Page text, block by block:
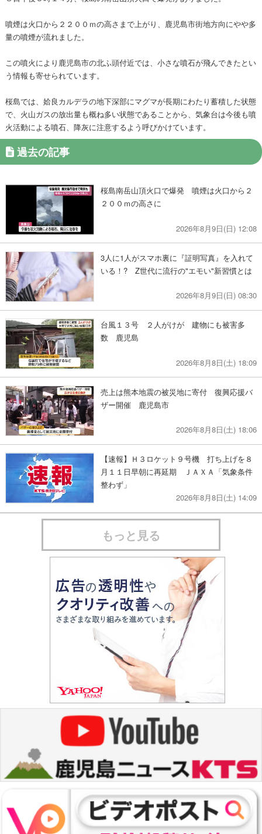
噴煙は火口から２２００ｍの高さまで上がり、鹿児島市街地方向にやや多
量の噴煙が流れました。
この噴火により鹿児島市の北ふ頭付近では、小さな噴石が飛んできたとい
う情報も寄せられています。
桜島では、姶良カルデラの地下深部にマグマが長期にわたり蓄積した状態
で、火山ガスの放出量も概ね多い状態であることから、気象台は今後も噴
火活動による噴石、降灰に注意するよう呼びかけています。
過去の記事
桜島南岳山頂火口で爆発 噴煙は火口から２
２００ｍの高さに
2026年8月9日(日) 12:08
3人に1人がスマホ裏に『証明写真』を入れて
いる！? Z世代に流行の"エモい"新習慣とは
2026年8月9日(日) 08:30
台風１３号 ２人がけが 建物にも被害多
数 鹿児島
2026年8月8日(土) 18:09
売上は熊本地震の被災地に寄付 復興応援バ
ザー開催 鹿児島市
2026年8月8日(土) 18:06
【速報】Ｈ３ロケット９号機 打ち上げを８
月１１日早朝に再延期 ＪＡＸＡ「気象条件
整わず」
2026年8月8日(土) 14:09
もっと見る